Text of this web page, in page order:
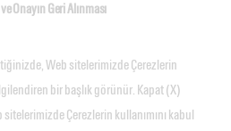
Onayın Geri Alınması
Web sitelerimizde Çerezlerin
bir başlık görünür. Kapat (X)
Çerezlerin kullanımını kabul